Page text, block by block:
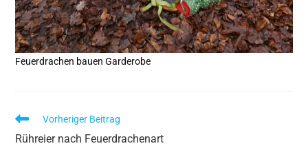
Feuerdrachen bauen Garderobe
Vorheriger Beitrag
Rühreier nach Feuerdrachenart